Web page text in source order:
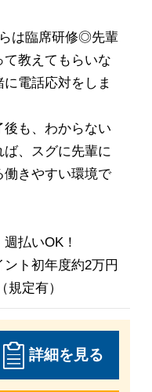
は臨席研修◎先輩
て教えてもらいな
に電話応対をしま
も、わからない
ば、スグに先輩に
働きやすい環境で
払いOK！
ト初年度約2万円
定有）
詳細を見る